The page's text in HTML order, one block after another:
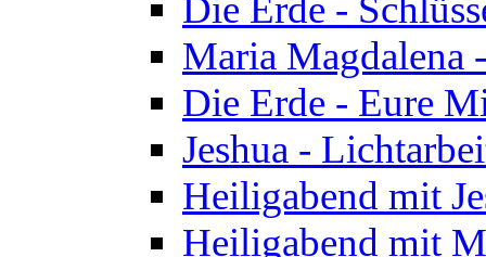
Maria Magdalena
Die Erde - Eure
Jeshua -
Heiligabend mit
Heiligabend mit